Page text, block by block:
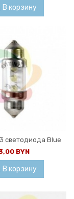
В корзину
светодиода Blue
BYN
В корзину